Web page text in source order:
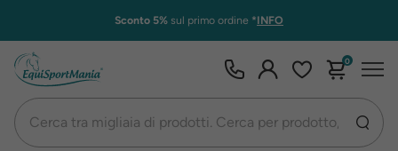
Sconto 5% sul primo ordine *INFO
0